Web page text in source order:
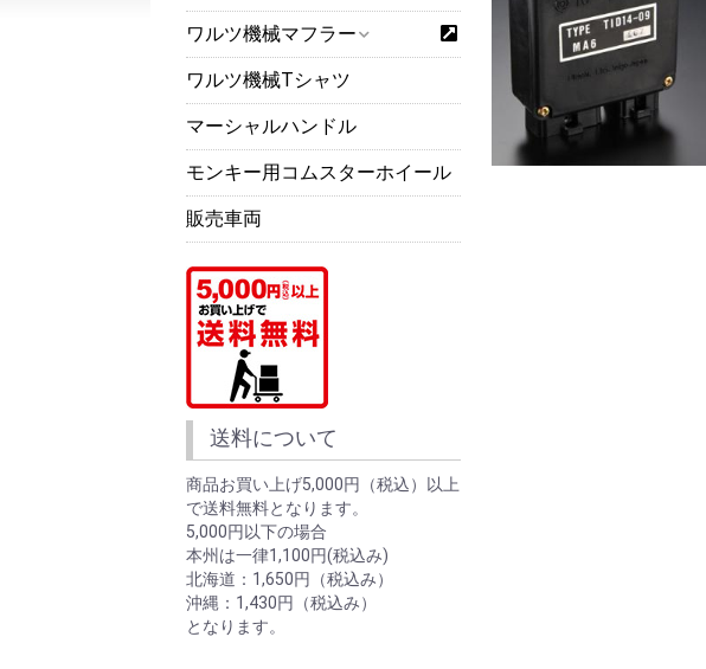
ワルツ機械マフラー
ワルツ機械Tシャツ
マーシャルハンドル
モンキー用コムスターホイール
販売車両
送料について
商品お買い上げ5,000円（税込）以上
で送料無料となります。
5,000円以下の場合
本州は一律1,100円(税込み)
北海道：1,650円（税込み）
沖縄：1,430円（税込み）
となります。